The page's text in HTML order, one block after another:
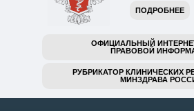
ПОДРОБНЕЕ
ОФИЦИАЛЬНЫЙ
ПРАВОВОЙ
РУБРИКАТОР КЛИНИЧЕСКИХ
МИНЗДРАВА